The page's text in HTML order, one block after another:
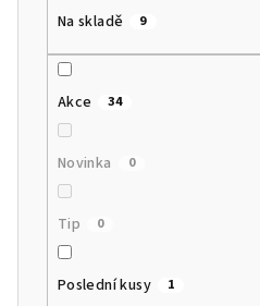
Na skladě 9
Akce 34
Novinka 0
Tip 0
Poslední kusy 1